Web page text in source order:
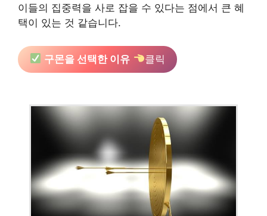
이들의 집중력을 사로 잡을 수 있다는 점에서 큰 혜
택이 있는 것 같습니다.
구몬을 선택한 이유 클릭